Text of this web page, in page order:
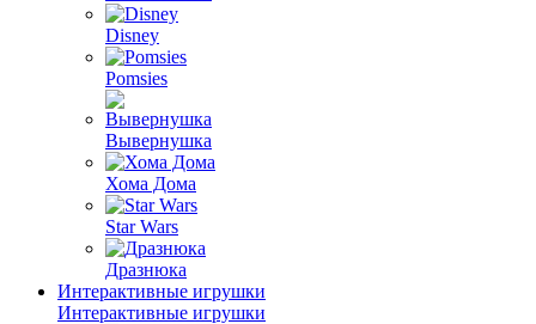
Disney
Pomsies
Вывернушка
Хома Дома
Star Wars
Дразнюка
Интерактивные игрушки
Интерактивные игрушки